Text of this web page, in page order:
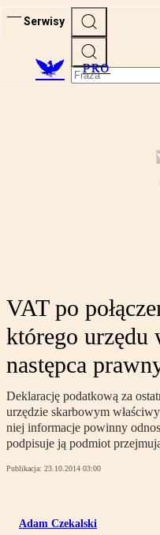
Serwisy
PRO
VAT po
którego urzędu
następca
Deklarację podatkową za
urzędzie skarbowym
niej informacje powinny
podpisuje ją podmiot
Publikacja: 23.10.2014 03:00
Adam Czekalski